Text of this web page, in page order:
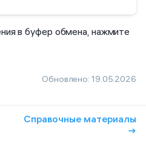
в буфер обмена, нажмите
Обновлено: 19.05.2026
Справочные материалы
→